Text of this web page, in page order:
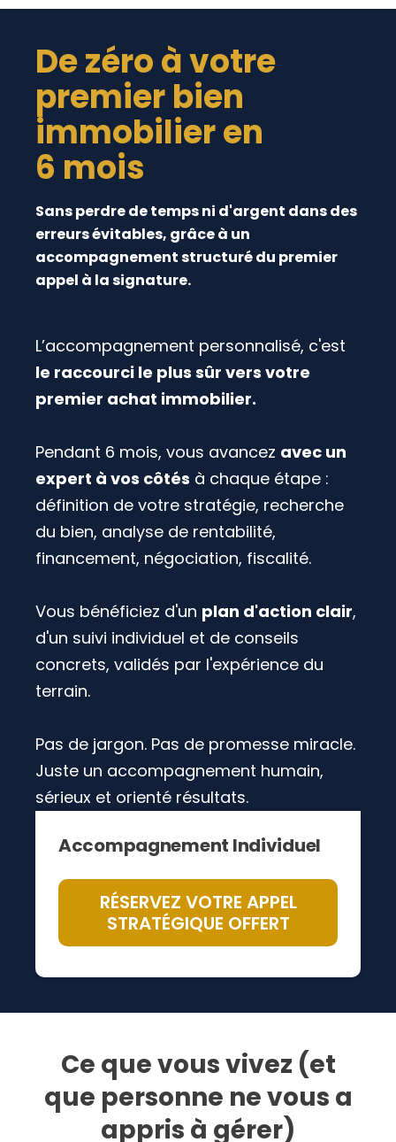
De zéro à votre
premier bien
immobilier en
6 mois
Sans perdre de temps ni d'argent dans des
erreurs évitables, grâce à un
accompagnement structuré du premier
appel à la signature.
L’accompagnement personnalisé, c'est
le raccourci le plus sûr vers votre
premier achat immobilier.
Pendant 6 mois, vous avancez avec un
expert à vos côtés à chaque étape :
définition de votre stratégie, recherche
du bien, analyse de rentabilité,
financement, négociation, fiscalité.
Vous bénéficiez d'un plan d'action clair,
d'un suivi individuel et de conseils
concrets, validés par l'expérience du
terrain.
Pas de jargon. Pas de promesse miracle.
Juste un accompagnement humain,
sérieux et orienté résultats.
Accompagnement Individuel
RÉSERVEZ VOTRE APPEL
STRATÉGIQUE OFFERT
Ce que vous vivez (et
que personne ne vous a
appris à gérer)